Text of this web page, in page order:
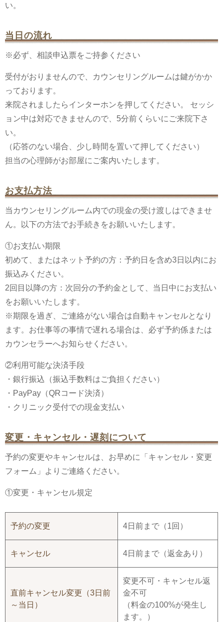
い。
当日の流れ
※必ず、相談申込票をご持参ください
受付がおりませんので、カウンセリングルームは鍵がかか
っております。
来院されましたらインターホンを押してください。 セッシ
ョン中は対応できませんので、5分前くらいにご来院下さ
い。
（応答のない場合、少し時間を置いて押してください）
担当の心理師がお部屋にご案内いたします。
お支払方法
当カウンセリングルーム内での現金の受け渡しはできませ
ん。以下の方法でお手続きをお願いいたします。
①お支払い期限
初めて、またはネット予約の方：予約日を含め3日以内にお
振込みください。
2回目以降の方：次回分の予約金として、当日中にお支払い
をお願いいたします。
※期限を過ぎ、ご連絡がない場合は自動キャンセルとなり
ます。お仕事等の事情で遅れる場合は、必ず予約係または
カウンセラーへお知らせください。
②利用可能な決済手段
・銀行振込（振込手数料はご負担ください）
・PayPay（QRコード決済）
・クリニック受付での現金支払い
変更・キャンセル・遅刻について
予約の変更やキャンセルは、お早めに「キャンセル・変更
フォーム」よりご連絡ください。
①変更・キャンセル規定
予約の変更 4日前まで（1回）
キャンセル 4日前まで（返金あり）
直前キャンセル変更（3日前
～当日）
変更不可・キャンセル返
金不可
（料金の100%が発生し
ます。）